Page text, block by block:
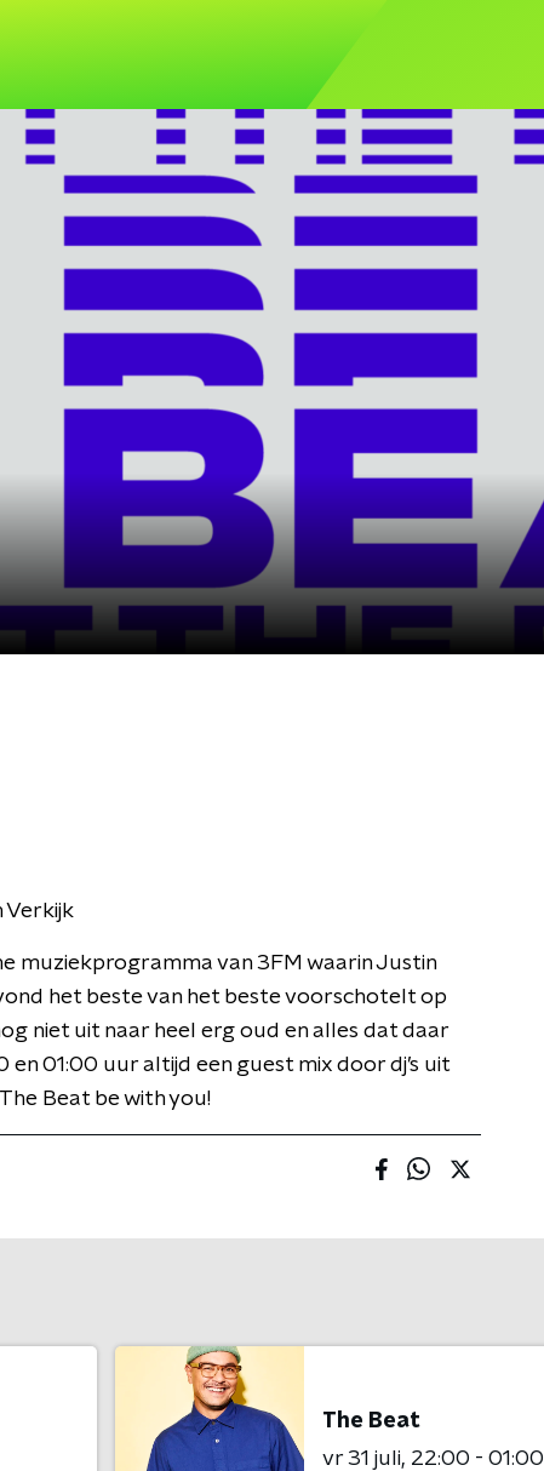
Verkijk
muziekprogramma van 3FM waarin Justin
het beste van het beste voorschotelt op
niet uit naar heel erg oud en alles dat daar
01:00 uur altijd een guest mix door dj’s uit
Beat be with you!
The Beat
vr 31 juli 22:00 - 01:00